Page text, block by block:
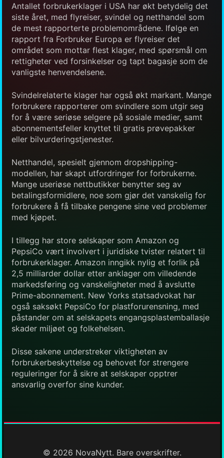
Antallet forbrukerklager i USA har økt betydelig det
siste året, med flyreiser, svindel og netthandel som
de mest rapporterte problemområdene. Ifølge en
rapport fra Forbruker Europa er flyreiser det
området som mottar flest klager, med spørsmål om
rettigheter ved forsinkelser og tapt bagasje som de
vanligste henvendelsene.
Svindelrelaterte klager har også økt markant. Mange
forbrukere rapporterer om svindlere som utgir seg
for å være seriøse selgere på sosiale medier, samt
abonnementsfeller knyttet til gratis prøvepakker
eller bilvurderingstjenester.
Netthandel, spesielt gjennom dropshipping-
modellen, har skapt utfordringer for forbrukerne.
Mange useriøse nettbutikker benytter seg av
betalingsformidlere, noe som gjør det vanskelig for
forbrukere å få tilbake pengene sine ved problemer
med kjøpet.
I tillegg har store selskaper som Amazon og
PepsiCo vært involvert i juridiske tvister relatert til
forbrukerklager. Amazon inngikk nylig et forlik på
2,5 milliarder dollar etter anklager om villedende
markedsføring og vanskeligheter med å avslutte
Prime-abonnement. New Yorks statsadvokat har
også saksøkt PepsiCo for plastforurensning, med
påstander om at selskapets engangsplastemballasje
skader miljøet og folkehelsen.
Disse sakene understreker viktigheten av
forbrukerbeskyttelse og behovet for strengere
reguleringer for å sikre at selskaper opptrer
ansvarlig overfor sine kunder.
© 2026 NovaNytt. Bare overskrifter.